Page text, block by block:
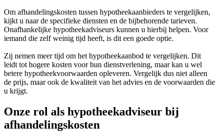
Om afhandelingskosten tussen hypotheekaanbieders te vergelijken,
kijkt u naar de specifieke diensten en de bijbehorende tarieven.
Onafhankelijke hypotheekadviseurs kunnen u hierbij helpen. Voor
iemand die zelf weinig tijd heeft, is dit een goede optie.
Zij nemen meer tijd om het hypotheekaanbod te vergelijken. Dit
leidt tot hogere kosten voor hun dienstverlening, maar kan u wel
betere hypotheekvoorwaarden opleveren. Vergelijk dus niet alleen
de prijs, maar ook de kwaliteit van het advies en de voorwaarden die
u krijgt.
Onze rol als hypotheekadviseur bij
afhandelingskosten